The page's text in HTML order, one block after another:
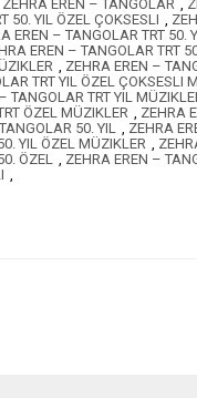
ZEHRA EREN – TANGOLAR ,
50. YIL ÖZEL ÇOKSESLI ,
EREN – TANGOLAR TRT 50.
EREN – TANGOLAR TRT
, ZEHRA EREN –
TRT YIL ÖZEL ÇOKSESLI
TANGOLAR TRT YIL
ÖZEL MÜZIKLER , ZEHRA
50. YIL , ZEHRA
YIL ÖZEL MÜZIKLER ,
ÖZEL , ZEHRA EREN –
,